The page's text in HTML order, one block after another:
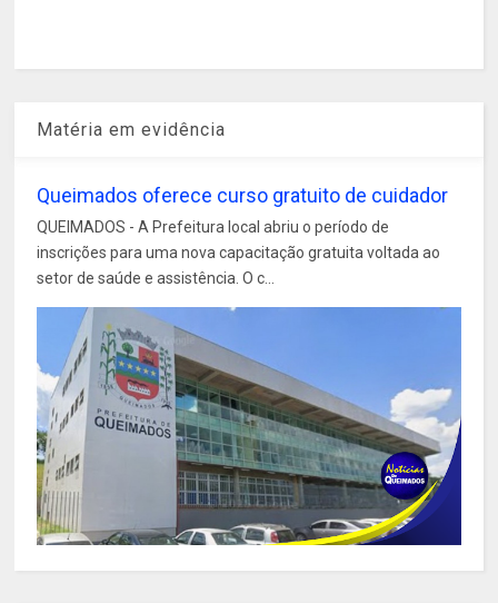
Matéria em evidência
Queimados oferece curso gratuito de cuidador
QUEIMADOS - A Prefeitura local abriu o período de
inscrições para uma nova capacitação gratuita voltada ao
setor de saúde e assistência. O c...